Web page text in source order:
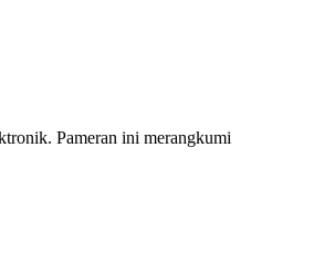
Pameran ini merangkumi